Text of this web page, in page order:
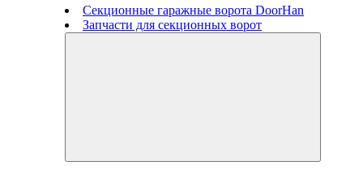
Секционные гаражные ворота DoorHan
Запчасти для секционных ворот